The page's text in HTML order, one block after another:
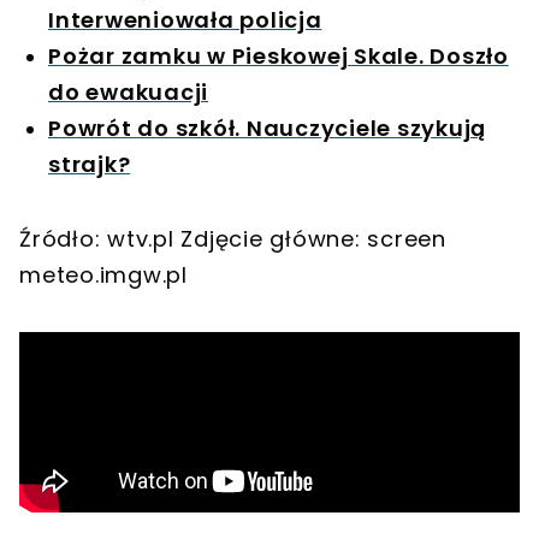
Interweniowała policja
Pożar zamku w Pieskowej Skale. Doszło
do ewakuacji
Powrót do szkół. Nauczyciele szykują
strajk?
Źródło: wtv.pl Zdjęcie główne: screen
meteo.imgw.pl